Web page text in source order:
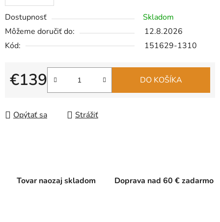
Dostupnosť
Skladom
Môžeme doručiť do:
12.8.2026
Kód:
151629-1310
€139
Jednotková cena:
DO KOŠÍKA
Opýtať sa Strážiť
Tovar naozaj skladom Doprava nad 60 € zadarmo